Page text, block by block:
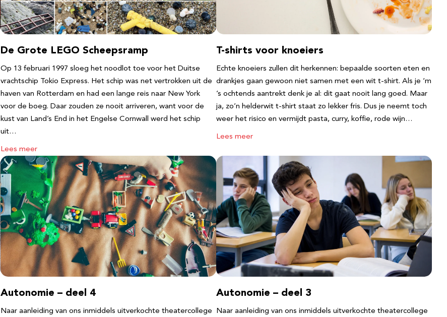
De Grote LEGO Scheepsramp
Op 13 februari 1997 sloeg het noodlot toe voor het Duitse
vrachtschip Tokio Express. Het schip was net vertrokken uit de
haven van Rotterdam en had een lange reis naar New York
voor de boeg. Daar zouden ze nooit arriveren, want voor de
kust van Land’s End in het Engelse Cornwall werd het schip
uit…
Lees meer
T-shirts voor knoeiers
Echte knoeiers zullen dit herkennen: bepaalde soorten eten en
drankjes gaan gewoon niet samen met een wit t-shirt. Als je ‘m
’s ochtends aantrekt denk je al: dit gaat nooit lang goed. Maar
ja, zo’n helderwit t-shirt staat zo lekker fris. Dus je neemt toch
weer het risico en vermijdt pasta, curry, koffie, rode wijn…
Lees meer
Autonomie – deel 4
Naar aanleiding van ons inmiddels uitverkochte theatercollege
Autonomie – deel 3
Naar aanleiding van ons inmiddels uitverkochte theatercollege